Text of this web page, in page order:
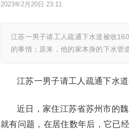
2023年2月20日 23:11
江苏一男子请工人疏通下水道被收
的事情；原来，他的家本身的下水管
江苏一男子请工人疏通下水
近日，家住江苏省苏州市的
就有问题，在居住数年后，它已